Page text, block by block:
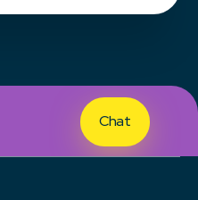
Chat